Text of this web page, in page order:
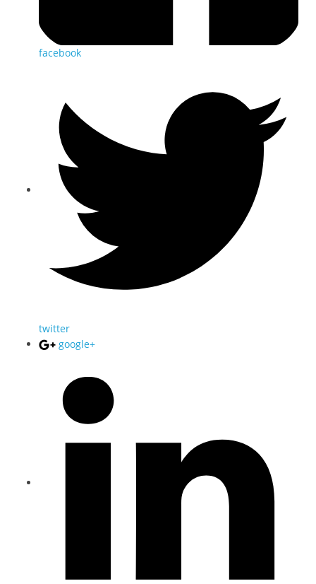
facebook
twitter
google+